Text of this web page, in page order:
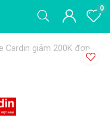
0
Cardin giảm 200K đơn